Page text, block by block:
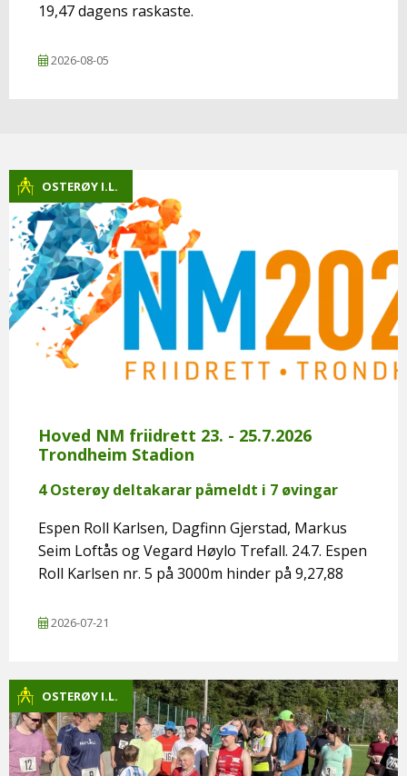
19,47 dagens raskaste.
2026-08-05
OSTERØY I.L.
Hoved NM friidrett 23. - 25.7.2026
Trondheim Stadion
4 Osterøy deltakarar påmeldt i 7 øvingar
Espen Roll Karlsen, Dagfinn Gjerstad, Markus
Seim Loftås og Vegard Høylo Trefall. 24.7. Espen
Roll Karlsen nr. 5 på 3000m hinder på 9,27,88
2026-07-21
OSTERØY I.L.